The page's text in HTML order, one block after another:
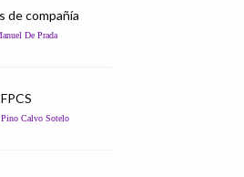
de compañía
De Prada
FPCS
Pino Calvo Sotelo